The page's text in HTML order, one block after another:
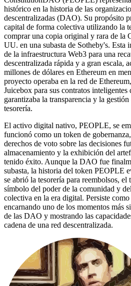
histórico en la historia de las
descentralizadas (DAO). Su propósito
capital de forma colectiva utilizando la
comprar una copia original y rara de la
UU. en una subasta de Sotheby's. Esta
de la infraestructura Web3 para una
descentralizada rápida y a gran escala,
millones de dólares en Ethereum en
proyecto operaba en la red de
Juicebox para sus contratos
garantizaba la transparencia y la
tesorería.
El activo digital nativo, PEOPLE, se
funcionó como un token de
derechos de voto sobre las decisiones
almacenamiento y la exhibición del
tenido éxito. Aunque la DAO fue
subasta, la historia del token PEOPLE
se abrió la tesorería para reembolsos,
símbolo del poder de la comunidad y
colectiva en la era digital. Persiste
encarnando uno de los momentos más
de las DAO y mostrando las
cadena de una red descentralizada.